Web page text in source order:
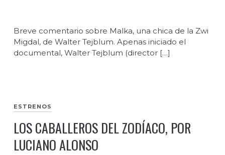
Breve comentario sobre Malka, una chica de la Zwi
Migdal, de Walter Tejblum. Apenas iniciado el
documental, Walter Tejblum (director […]
ESTRENOS
LOS CABALLEROS DEL ZODÍACO, POR
LUCIANO ALONSO